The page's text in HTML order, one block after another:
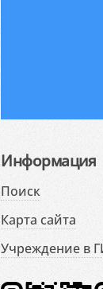
Информация
Поиск
Карта сайта
Учреждение в